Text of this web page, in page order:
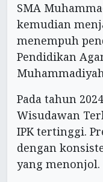
SMA
kemudian
menempuh
Pendidikan
Pada tahun
Wisudawan
IPK tertinggi.
dengan
yang menonjol.